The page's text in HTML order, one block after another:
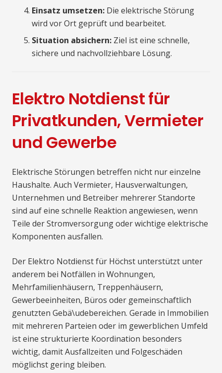
Einsatz umsetzen: Die elektrische Störung
wird vor Ort geprüft und bearbeitet.
Situation absichern: Ziel ist eine schnelle,
sichere und nachvollziehbare Lösung.
Elektro Notdienst für
Privatkunden, Vermieter
und Gewerbe
Elektrische Störungen betreffen nicht nur einzelne
Haushalte. Auch Vermieter, Hausverwaltungen,
Unternehmen und Betreiber mehrerer Standorte
sind auf eine schnelle Reaktion angewiesen, wenn
Teile der Stromversorgung oder wichtige elektrische
Komponenten ausfallen.
Der Elektro Notdienst für Höchst unterstützt unter
anderem bei Notfällen in Wohnungen,
Mehrfamilienhäusern, Treppenhäusern,
Gewerbeeinheiten, Büros oder gemeinschaftlich
genutzten Gebä\udebereichen. Gerade in Immobilien
mit mehreren Parteien oder im gewerblichen Umfeld
ist eine strukturierte Koordination besonders
wichtig, damit Ausfallzeiten und Folgeschäden
möglichst gering bleiben.